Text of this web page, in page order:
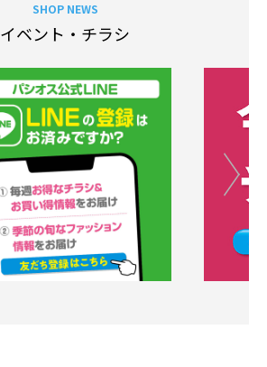
SHOP NEWS
イベント・チラシ